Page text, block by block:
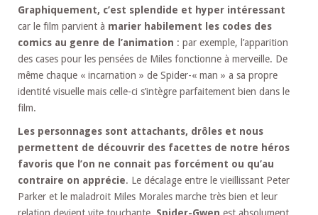
Graphiquement, c’est splendide et hyper intéressant
car le film parvient à marier habilement les codes des
comics au genre de l’animation : par exemple, l’apparition
des cases pour les pensées de Miles fonctionne à merveille. De
même chaque « incarnation » de Spider-« man » a sa propre
identité visuelle mais celle-ci s’intègre parfaitement bien dans le
film.
Les personnages sont attachants, drôles et nous
permettent de découvrir des facettes de notre héros
favoris que l’on ne connait pas forcément ou qu’au
contraire on apprécie. Le décalage entre le vieillissant Peter
Parker et le maladroit Miles Morales marche très bien et leur